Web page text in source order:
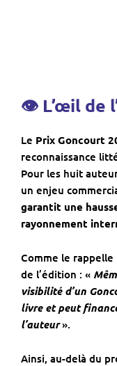
👁 L’œil de
Le Prix Goncourt
reconnaissance
Pour les huit
un enjeu
garantit une
rayonnement
Comme le
de l’édition : «
visibilité d’un
livre et peut
l’auteur ».
Ainsi, au-delà du